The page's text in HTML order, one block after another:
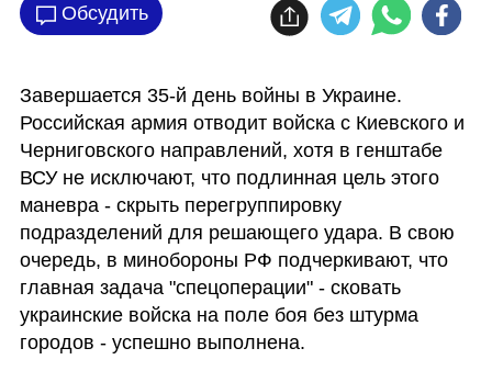
Обсудить
Завершается 35-й день войны в Украине.
Российская армия отводит войска с Киевского и
Черниговского направлений, хотя в генштабе
ВСУ не исключают, что подлинная цель этого
маневра - скрыть перегруппировку
подразделений для решающего удара. В свою
очередь, в минобороны РФ подчеркивают, что
главная задача "спецоперации" - сковать
украинские войска на поле боя без штурма
городов - успешно выполнена.